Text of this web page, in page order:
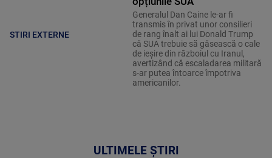
STIRI EXTERNE
Generalul Dan Caine le-ar fi
transmis în privat unor consilieri
de rang înalt ai lui Donald Trump
că SUA trebuie să găsească o cale
de ieșire din războiul cu Iranul,
avertizând că escaladarea militară
s-ar putea întoarce împotriva
americanilor.
ULTIMELE ȘTIRI